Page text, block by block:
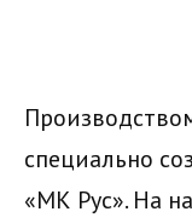
специально
«МК Рус». На